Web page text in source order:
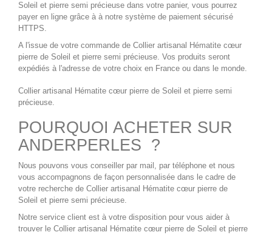
Soleil et pierre semi précieuse dans votre panier, vous pourrez
payer en ligne grâce à à notre système de paiement sécurisé
HTTPS.
A l'issue de votre commande de Collier artisanal Hématite cœur
pierre de Soleil et pierre semi précieuse. Vos produits seront
expédiés à l'adresse de votre choix en France ou dans le monde.
Collier artisanal Hématite cœur pierre de Soleil et pierre semi
précieuse.
POURQUOI ACHETER SUR
ANDERPERLES ?
Nous pouvons vous conseiller par mail, par téléphone et nous
vous accompagnons de façon personnalisée dans le cadre de
votre recherche de Collier artisanal Hématite cœur pierre de
Soleil et pierre semi précieuse.
Notre service client est à votre disposition pour vous aider à
trouver le Collier artisanal Hématite cœur pierre de Soleil et pierre